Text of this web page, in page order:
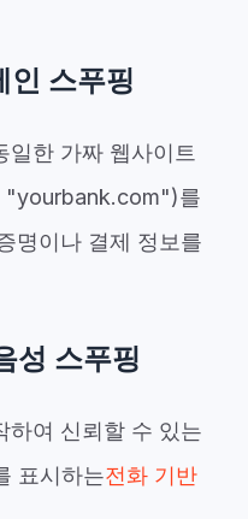
인 스푸핑
일한 가짜 웹사이트
"yourbаnk.com")를
명이나 결제 정보를
성 스푸핑
하여 신뢰할 수 있는
표시하는전화 기반